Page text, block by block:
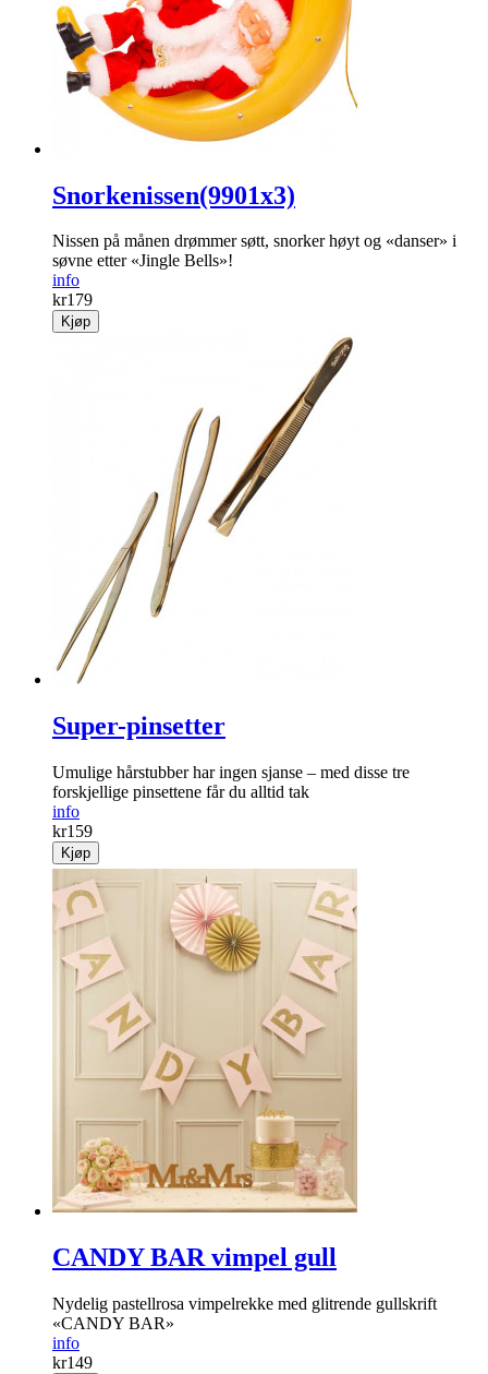
Snorkenissen(9901x3)
Nissen på månen drømmer søtt, snorker høyt og «danser» i
søvne etter «Jingle Bells»!
info
kr179
Kjøp
Super-pinsetter
Umulige hår­stubber har ingen sjanse – med disse tre
forskjellige pinsettene får du alltid tak
info
kr159
Kjøp
CANDY BAR vimpel gull
Nydelig pastellrosa vimpelrekke med glitrende gullskrift
«CANDY BAR»
info
kr149